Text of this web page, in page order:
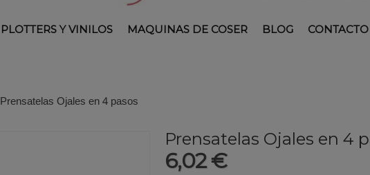
PLOTTERS Y VINILOS MAQUINAS DE COSER BLOG CONTACTO
Prensatelas Ojales en 4 pasos
Prensatelas Ojales en 4
6,02 €